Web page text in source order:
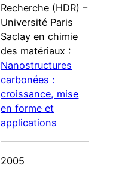
Recherche (HDR) –
Université Paris
Saclay en chimie
des matériaux :
Nanostructures
carbonées :
croissance, mise
en forme et
applications
2005